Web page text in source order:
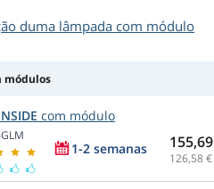
duma lâmpada com módulo
módulos
com módulo
1-2 semanas
126,58